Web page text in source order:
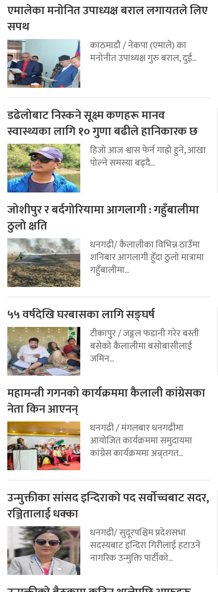
एमालेका मनोनित उपाध्यक्ष बराल लगायतले लिए
सपथ
काठमाडौ / नेकपा (एमाले) का
मनोनीत उपाध्यक्ष गुरु बराल, दुई...
डढेलोबाट निस्कने सूक्ष्म कणहरू मानव
स्वास्थ्यका लागि १० गुणा बढीले हानिकारक छ
हिजो आज श्वास फेर्न गाह्रो हुने, आंखा
पोल्ने समस्या बढ्दै...
जोशीपुर र बर्दगोरियामा आगलागी : गहुँबालीमा
ठुलो क्षति
धनगढी/ कैलालीका विभिन्न ठाउँमा
शनिबार आगलागी हुँदा ठुलो मात्रामा
गहुँबालीमा...
५५ वर्षदेखि घरबासका लागि सङ्घर्ष
टीकापुर / जङ्गल फडानी गरेर बस्ती
बसेको कैलालीमा बसोबासीलाई
जमिन...
महामन्त्री गगनको कार्यक्रममा कैलाली कांग्रेसका
नेता किन आएनन्
धनगढी / मंगलबार धनगढीमा
आयोजित कार्यक्रममा समुदायमा
कांग्रेस कार्यक्रममा अन्र्तगत...
उन्मुक्तीका सांसद इन्दिराको पद सर्वोच्चबाट सदर,
रञ्जितालाई धक्का
धनगढी/ सुदूरपश्चिम प्रदेशसभा
सदस्यबाट इन्दिरा गिरीलाई हटाउने
नागरिक उन्मुक्ति पार्टीको...